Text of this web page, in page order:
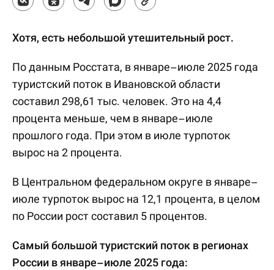
Хотя, есть небольшой утешительный рост.
По данным Росстата, в январе–июле 2025 года
туристский поток в Ивановской области
составил 298,61 тыс. человек. Это на 4,4
процента меньше, чем в январе–июле
прошлого года. При этом в июле турпоток
вырос на 2 процента.
В Центральном федеральном округе в январе–
июле турпоток вырос на 12,1 процента, в целом
по России рост составил 5 процентов.
Самый большой туристский поток в регионах
России в январе–июле 2025 года: